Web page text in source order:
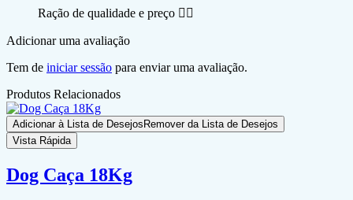
Ração de qualidade e preço ✌🏼
Adicionar uma avaliação
Tem de iniciar sessão para enviar uma avaliação.
Produtos Relacionados
Adicionar à Lista de Desejos Remover da Lista de Desejos
Vista Rápida
Dog Caça 18Kg